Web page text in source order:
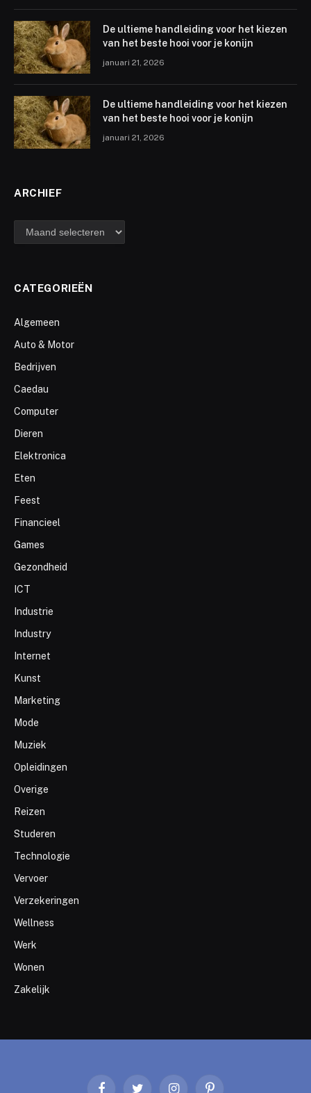
De ultieme handleiding voor het kiezen
van het beste hooi voor je konijn
januari 21, 2026
De ultieme handleiding voor het kiezen
van het beste hooi voor je konijn
januari 21, 2026
ARCHIEF
archief
CATEGORIEËN
Algemeen
Auto & Motor
Bedrijven
Caedau
Computer
Dieren
Elektronica
Eten
Feest
Financieel
Games
Gezondheid
ICT
Industrie
Industry
Internet
Kunst
Marketing
Mode
Muziek
Opleidingen
Overige
Reizen
Studeren
Technologie
Vervoer
Verzekeringen
Wellness
Werk
Wonen
Zakelijk